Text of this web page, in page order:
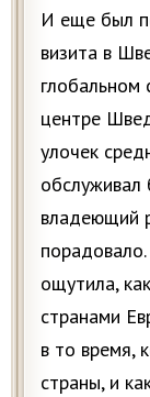
И еще был
визита в
глобальном
центре
улочек
обслуживал
владеющий
ощутила,
странами
в то время,
страны, и